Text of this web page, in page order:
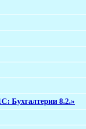
Бухгалтерии 8.2.»